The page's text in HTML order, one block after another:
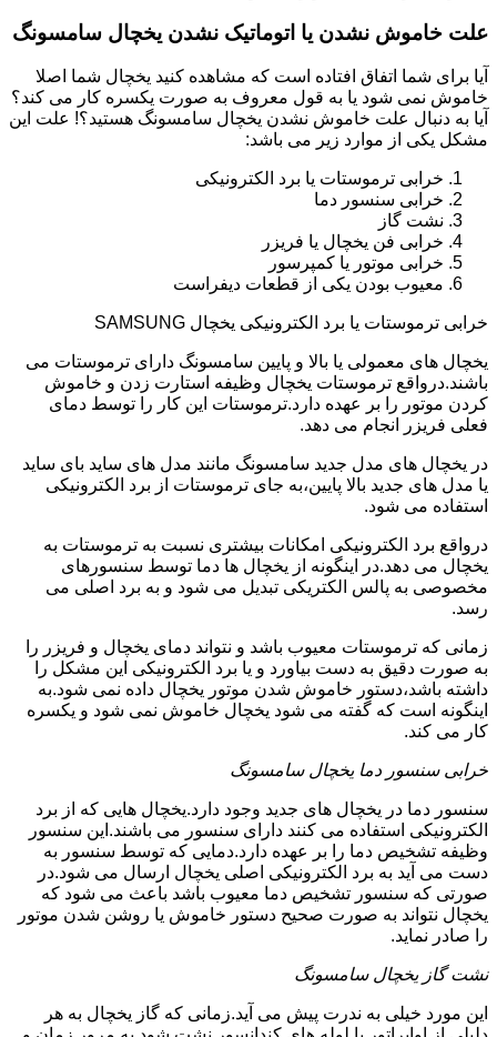
علت خاموش نشدن یا اتوماتیک نشدن یخچال سامسونگ
آیا برای شما اتفاق افتاده است که مشاهده کنید یخچال شما اصلا
خاموش نمی شود یا به قول معروف به صورت یکسره کار می کند؟
آیا به دنبال علت خاموش نشدن یخچال سامسونگ هستید؟! علت این
مشکل یکی از موارد زیر می باشد:
خرابی ترموستات یا برد الکترونیکی
خرابی سنسور دما
نشت گاز
خرابی فن یخچال یا فریزر
خرابی موتور یا کمپرسور
معیوب بودن یکی از قطعات دیفراست
خرابی ترموستات یا برد الکترونیکی یخچال SAMSUNG
یخچال های معمولی یا بالا و پایین سامسونگ دارای ترموستات می
باشند.درواقع ترموستات یخچال وظیفه استارت زدن و خاموش
کردن موتور را بر عهده دارد.ترموستات این کار را توسط دمای
فعلی فریزر انجام می دهد.
در یخچال های مدل جدید سامسونگ مانند مدل های ساید بای ساید
یا مدل های جدید بالا پایین،به جای ترموستات از برد الکترونیکی
استفاده می شود.
درواقع برد الکترونیکی امکانات بیشتری نسبت به ترموستات به
یخچال می دهد.در اینگونه از یخچال ها دما توسط سنسورهای
مخصوصی به پالس الکتریکی تبدیل می شود و به برد اصلی می
رسد.
زمانی که ترموستات معیوب باشد و نتواند دمای یخچال و فریزر را
به صورت دقیق به دست بیاورد و یا برد الکترونیکی این مشکل را
داشته باشد،دستور خاموش شدن موتور یخچال داده نمی شود.به
اینگونه است که گفته می شود یخچال خاموش نمی شود و یکسره
کار می کند.
خرابی سنسور دما یخچال سامسونگ
سنسور دما در یخچال های جدید وجود دارد.یخچال هایی که از برد
الکترونیکی استفاده می کنند دارای سنسور می باشند.این سنسور
وظیفه تشخیص دما را بر عهده دارد.دمایی که توسط سنسور به
دست می آید به برد الکترونیکی اصلی یخچال ارسال می شود.در
صورتی که سنسور تشخیص دما معیوب باشد باعث می شود که
یخچال نتواند به صورت صحیح دستور خاموش یا روشن شدن موتور
را صادر نماید.
نشت گاز یخچال سامسونگ
این مورد خیلی به ندرت پیش می آید.زمانی که گاز یخچال به هر